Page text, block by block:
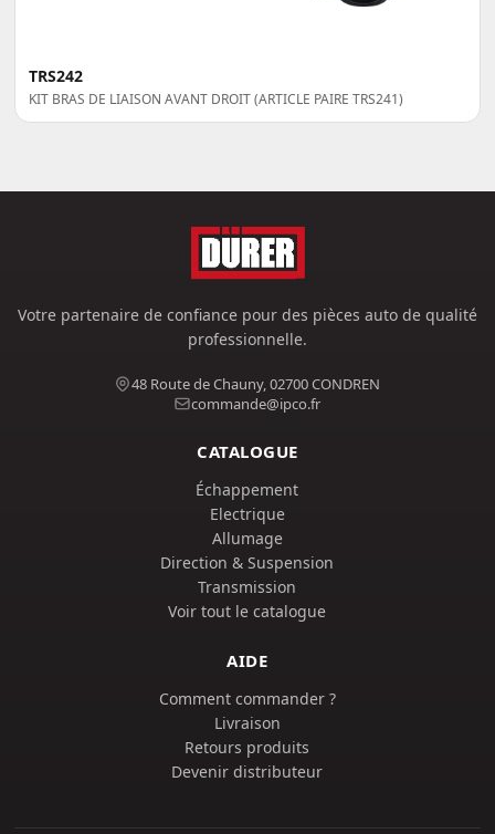
TRS242
KIT BRAS DE LIAISON AVANT DROIT (ARTICLE PAIRE TRS241)
Votre partenaire de confiance pour des pièces auto de qualité
professionnelle.
48 Route de Chauny, 02700 CONDREN
commande@ipco.fr
CATALOGUE
Échappement
Electrique
Allumage
Direction & Suspension
Transmission
Voir tout le catalogue
AIDE
Comment commander ?
Livraison
Retours produits
Devenir distributeur